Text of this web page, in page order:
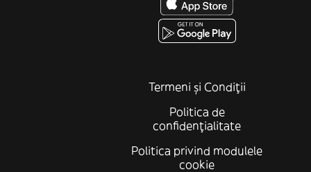
Termeni și Condiții
Politica de
confidenţialitate
Politica privind modulele
cookie